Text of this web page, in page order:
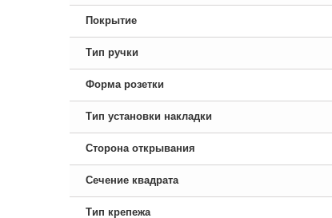
Покрытие
Тип ручки
Форма розетки
Тип установки накладки
Сторона открывания
Сечение квадрата
Тип крепежа